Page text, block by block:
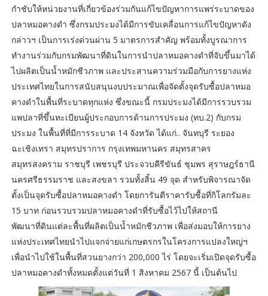
กำชับให้หน่วยงานที่เกี่ยวข้องร่วมกันแก้ไขปัญหาการแพร่ระบาดของ
ปลาหมอคางดำ ซึ่งกรมประมงได้มีการขับเคลื่อนการแก้ไขปัญหาดัง
กล่าวฯ เป็นการเร่งด่วนผ่าน 5 มาตรการสำคัญ พร้อมทั้งบูรณาการ
ทำงานร่วมกับกรมพัฒนาที่ดินในการนำปลาหมอคางดำที่จับขึ้นมาได้
ไปผลิตเป็นน้ำหมักชีวภาพ และประสานความร่วมมือกับการยางแห่ง
ประเทศไทยในการสนับสนุนงบประมาณเพื่อจัดตั้งจุดรับซื้อปลาหมอ
คางดำในพื้นที่ระบาดทุกแห่ง ซึ่งขณะนี้ กรมประมงได้มีการรวบรวม
แพปลาที่ขึ้นทะเบียนผู้ประกอบการด้านการประมง (ทบ.2) กับกรม
ประมง ในพื้นที่ที่มีการระบาด 14 จังหวัด ได้แก่.. จันทบุรี ระยอง
ฉะเชิงเทรา สมุทรปราการ กรุงเทพมหานคร สมุทรสาคร
สมุทรสงคราม ราชบุรี เพชรบุรี ประจวบคีรีขันธ์ ชุมพร สุราษฎร์ธานี
นครศรีธรรมราช และสงขลา รวมทั้งสิ้น 49 จุด สำหรับพิจารณาจัด
ตั้งเป็นจุดรับซื้อปลาหมอคางดำ โดยการันตีราคารับซื้อที่กิโลกรัมละ
15 บาท ก่อนรวบรวมปลาหมอคางดำที่รับซื้อไว้ไปให้สถานี
พัฒนาที่ดินแต่ละพื้นที่ผลิตเป็นน้ำหมักชีวภาพ เพื่อส่งมอบให้การยาง
แห่งประเทศไทยนำไปแจกจ่ายแก่เกษตรกรในโครงการแปลงใหญ่ฯ
เพื่อนำไปใช้ในพื้นที่สวนยางกว่า 200,000 ไร่ โดยจะเริ่มเปิดจุดรับซื้อ
ปลาหมอคางดำทั้งหมดตั้งแต่วันที่ 1 สิงหาคม 2567 นี้ เป็นต้นไป